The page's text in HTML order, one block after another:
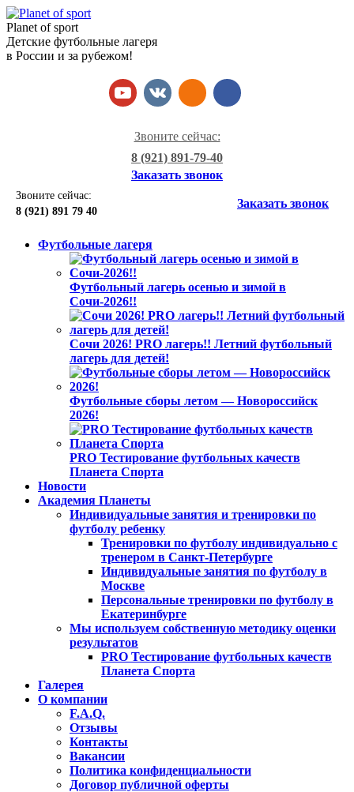
Planet of sport
Детские футбольные лагеря
в России и за рубежом!
Звоните сейчас:
8 (921) 891-79-40
Заказать звонок
Звоните сейчас:
8 (921) 891 79 40
Заказать звонок
Футбольные лагеря
Футбольный лагерь осенью и зимой в
Сочи-2026!!
Сочи 2026! PRO лагерь!! Летний футбольный
лагерь для детей!
Футбольные сборы летом — Новороссийск
2026!
PRO Тестирование футбольных качеств
Планета Спорта
Новости
Академия Планеты
Индивидуальные занятия и тренировки по
футболу ребенку
Тренировки по футболу индивидуально с
тренером в Санкт-Петербурге
Индивидуальные занятия по футболу в
Москве
Персональные тренировки по футболу в
Екатеринбурге
Мы используем собственную методику оценки
результатов
PRO Тестирование футбольных качеств
Планета Спорта
Галерея
О компании
F.A.Q.
Отзывы
Контакты
Вакансии
Политика конфиденциальности
Договор публичной оферты